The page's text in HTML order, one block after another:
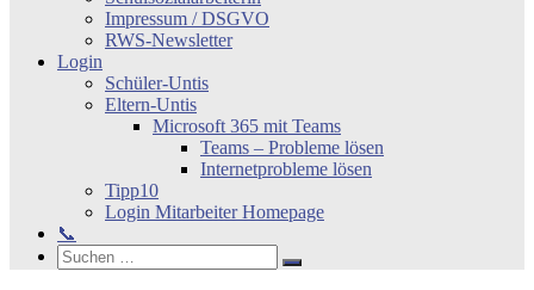
Impressum / DSGVO
RWS-Newsletter
Login
Schüler-Untis
Eltern-Untis
Microsoft 365 mit Teams
Teams – Probleme lösen
Internetprobleme lösen
Tipp10
Login Mitarbeiter Homepage
📞
Search
Suchen
nach:
Suchen